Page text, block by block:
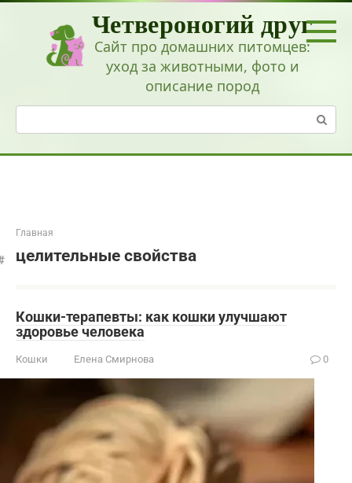
Перейти
Четвероногий друг
Сайт про домашних питомцев:
уход за животными, фото и
описание пород
Поиск:
Главная
целительные свойства
Кошки-терапевты: как кошки улучшают
здоровье человека
Кошки Елена Смирнова 0